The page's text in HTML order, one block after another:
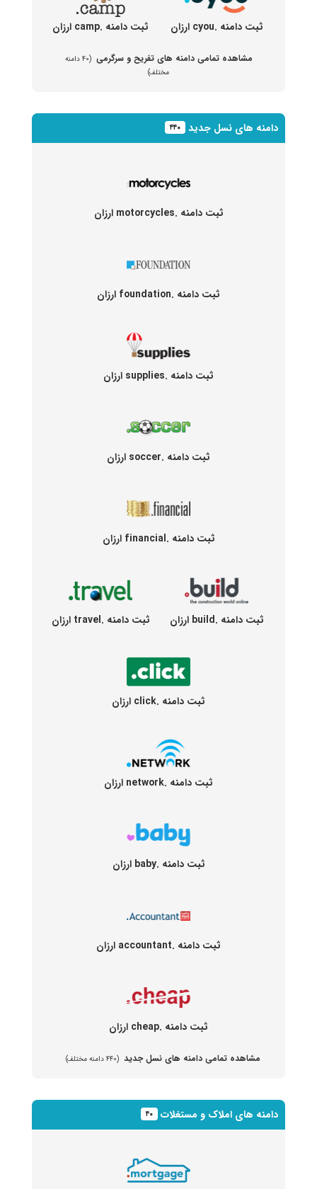
ثبت دامنه .cyou ارزان ثبت دامنه .camp ارزان
مشاهده تمامی دامنه های تفریح و سرگرمی
(۴۰ دامنه
مختلف)
دامنه های نسل جدید ۴۴۰
ثبت دامنه .motorcycles ارزان
ثبت دامنه .foundation ارزان
ثبت دامنه .supplies ارزان
ثبت دامنه .soccer ارزان
ثبت دامنه .financial ارزان
ثبت دامنه .build ارزان ثبت دامنه .travel ارزان
ثبت دامنه .click ارزان
ثبت دامنه .network ارزان
ثبت دامنه .baby ارزان
ثبت دامنه .accountant ارزان
ثبت دامنه .cheap ارزان
مشاهده تمامی دامنه های نسل جدید (۴۴۰ دامنه مختلف)
دامنه های املاک و مستغلات ۴۰